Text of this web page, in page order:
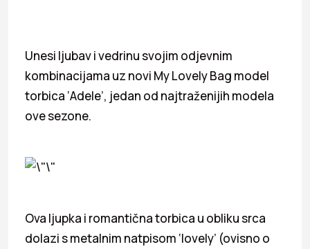
Unesi ljubav i vedrinu svojim odjevnim
kombinacijama uz novi MyLovely Bag model
torbica ‘Adele’, jedan od najtraženijih modela
ove sezone.
Ova ljupka i romantična torbica u obliku srca
dolazi s metalnim natpisom ‘lovely’ (ovisno o